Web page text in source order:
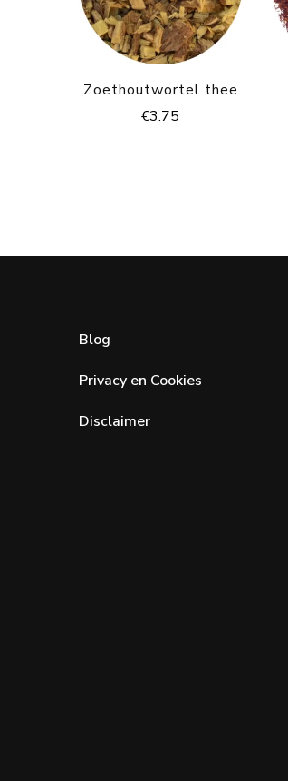
Zoethoutwortel thee
€3.75
Blog
Privacy en Cookies
Disclaimer